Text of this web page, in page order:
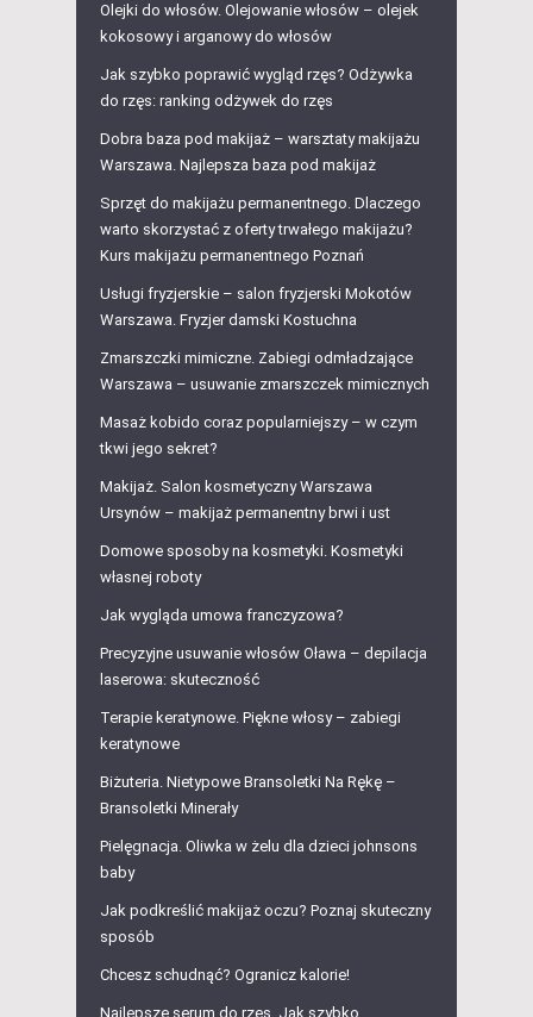
Olejki do włosów. Olejowanie włosów – olejek
kokosowy i arganowy do włosów
Jak szybko poprawić wygląd rzęs? Odżywka
do rzęs: ranking odżywek do rzęs
Dobra baza pod makijaż – warsztaty makijażu
Warszawa. Najlepsza baza pod makijaż
Sprzęt do makijażu permanentnego. Dlaczego
warto skorzystać z oferty trwałego makijażu?
Kurs makijażu permanentnego Poznań
Usługi fryzjerskie – salon fryzjerski Mokotów
Warszawa. Fryzjer damski Kostuchna
Zmarszczki mimiczne. Zabiegi odmładzające
Warszawa – usuwanie zmarszczek mimicznych
Masaż kobido coraz popularniejszy – w czym
tkwi jego sekret?
Makijaż. Salon kosmetyczny Warszawa
Ursynów – makijaż permanentny brwi i ust
Domowe sposoby na kosmetyki. Kosmetyki
własnej roboty
Jak wygląda umowa franczyzowa?
Precyzyjne usuwanie włosów Oława – depilacja
laserowa: skuteczność
Terapie keratynowe. Piękne włosy – zabiegi
keratynowe
Biżuteria. Nietypowe Bransoletki Na Rękę –
Bransoletki Minerały
Pielęgnacja. Oliwka w żelu dla dzieci johnsons
baby
Jak podkreślić makijaż oczu? Poznaj skuteczny
sposób
Chcesz schudnąć? Ogranicz kalorie!
Najlepsze serum do rzęs. Jak szybko